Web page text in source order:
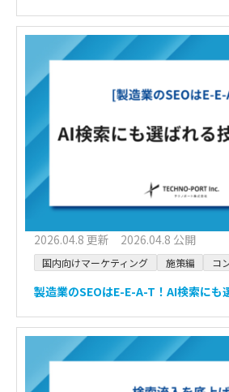
2026.04.8 更新 2026.04.8 公開
国内向けマーケティング 施策編 コ
製造業のSEOはE-E-A-T！AI検索にも